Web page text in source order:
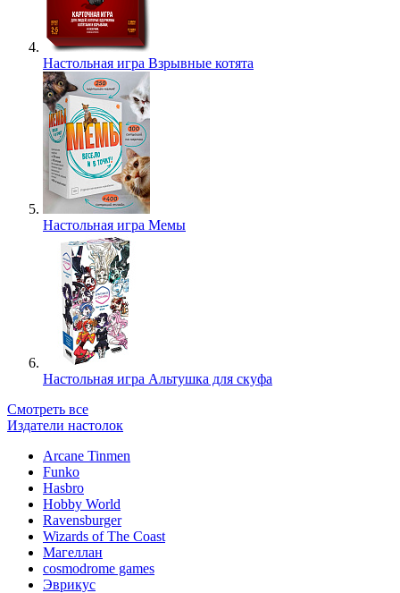
Настольная игра Взрывные котята
Настольная игра Мемы
Настольная игра Альтушка для скуфа
Смотреть все
Издатели настолок
Arcane Tinmen
Funko
Hasbro
Hobby World
Ravensburger
Wizards of The Coast
Магеллан
сosmodrome games
Эврикус